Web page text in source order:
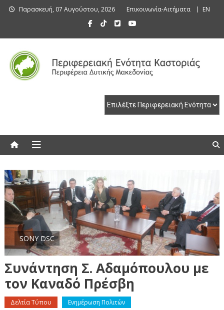
Skip
Παρασκευή, 07 Αυγούστου, 2026 Επικοινωνία-Αιτήματα EN
SONY DSC
Συνάντηση Σ. Αδαμόπουλου με
τον Καναδό Πρέσβη
Δελτία Τύπου Ενημέρωση Πολιτών